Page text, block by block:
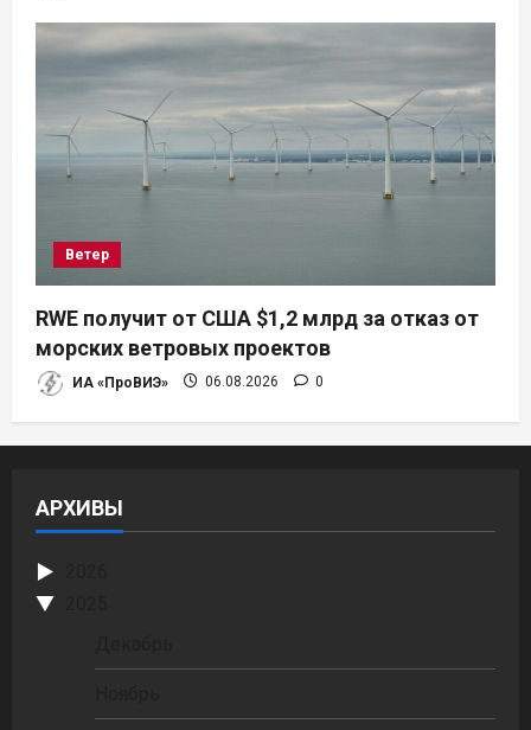
Ветер
RWE получит от США $1,2 млрд за отказ от
морских ветровых проектов
ИА «ПроВИЭ» 06.08.2026 0
АРХИВЫ